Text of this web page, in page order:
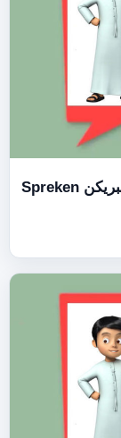
الجزء 4 – بالفيديو تدريب علي امتحان السبريكن Spreken